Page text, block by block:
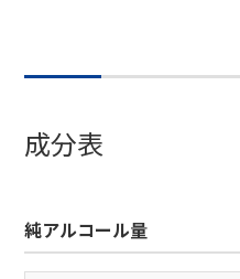
成分表
純アルコール量